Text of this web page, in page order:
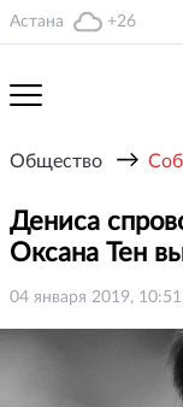
Астана +26
Общество →
Дениса
Оксана Тен
04 января 2019, 10:51